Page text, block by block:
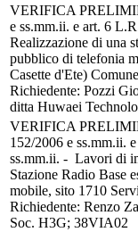
VERIFICA
e ss.mm.ii. e art. 6
Realizzazione di una
pubblico di telefonia
Casette d'Ete)
Richiedente: Pozzi
ditta Huwaei
VERIFICA
152/2006 e ss.mm.ii.
ss.mm.ii. - Lavori di
Stazione Radio Base
mobile, sito 1710
Richiedente: Renzo
Soc. H3G; 38VIA02